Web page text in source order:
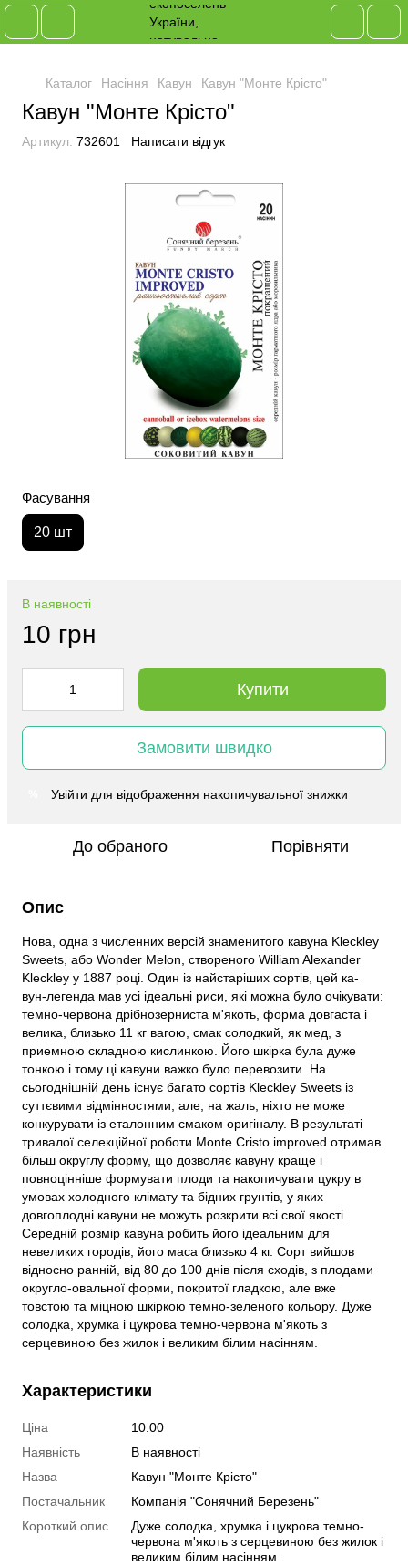
Каталог Насіння Кавун Кавун "Монте Крісто"
Кавун "Монте Крісто"
Артикул: 732601 Написати відгук
Фасування
20 шт
В наявності
10 грн
Купити
Замовити швидко
Увійти для відображення накопичувальної знижки
До обраного Порівняти
Опис
Нова, одна з численних версій знаменитого кавуна Kleckley
Sweets, або Wonder Melon, створеного William Alexander
Kleckley у 1887 році. Один із найстаріших сортів, цей ка-
вун-легенда мав усі ідеальні риси, які можна було очікувати:
темно-червона дрібнозерниста м'якоть, форма довгаста і
велика, близько 11 кг вагою, смак солодкий, як мед, з
приемною складною кислинкою. Його шкірка була дуже
тонкою і тому ці кавуни важко було перевозити. На
сьогоднішній день існує багато сортів Kleckley Sweets із
суттєвими відмінностями, але, на жаль, ніхто не може
конкурувати із еталонним смаком оригіналу. В результаті
тривалої селекційної роботи Monte Cristo improved отримав
більш округлу форму, що дозволяє кавуну краще і
повноцінніше формувати плоди та накопичувати цукру в
умовах холодного клімату та бідних грунтів, у яких
довгоплодні кавуни не можуть розкрити всі свої якості.
Середній розмір кавуна робить його ідеальним для
невеликих городів, його маса близько 4 кг. Сорт вийшов
відносно ранній, від 80 до 100 днів після сходів, з плодами
округло-овальної форми, покритої гладкою, але вже
товстою та міцною шкіркою темно-зеленого кольору. Дуже
солодка, хрумка і цукрова темно-червона м'якоть з
серцевиною без жилок і великим білим насінням.
Характеристики
Ціна
10.00
Наявність
В наявності
Назва
Кавун "Монте Крісто"
Постачальник
Компанія "Сонячний Березень"
Короткий опис
Дуже солодка, хрумка і цукрова темно-
червона м'якоть з серцевиною без жилок і
великим білим насінням.